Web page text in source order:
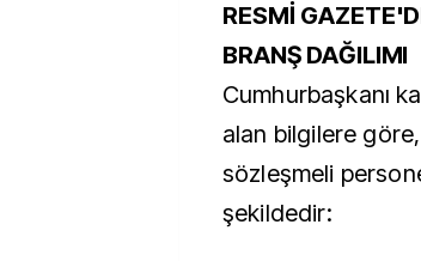
RESMİ
BRANŞ DAĞILIMI
Cumhurbaşkanı
alan bilgilere
sözleşmeli
şekildedir: